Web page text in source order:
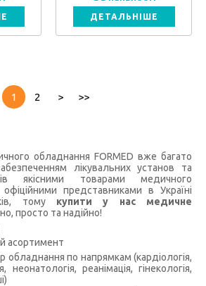
ДЕТАЛЬНІШЕ
1 2 > >>
обладнання FORMED вже багато
лікувальних установ та
якісними товарами медичного
представниками в Україні
тому купити у нас медичне
просто та надійно!
асортимент
обладнання по напрямкам (кардіологія,
неонатологія, реанімація, гінекологія,